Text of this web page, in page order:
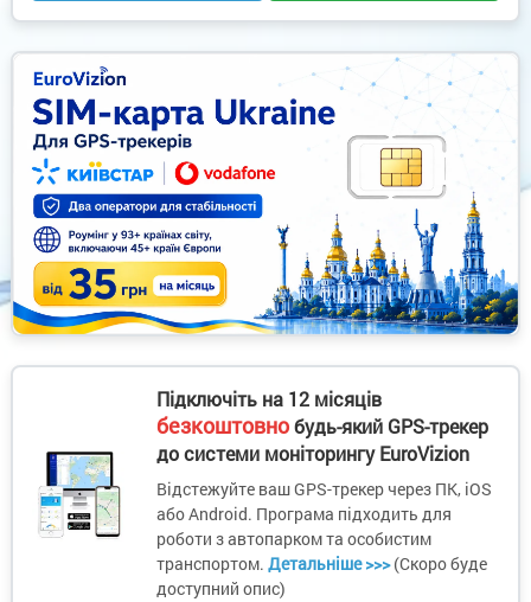
Підключіть на 12 місяців
безкоштовнобудь-який GPS-трекер
до системи моніторингу EuroVizion
Відстежуйте ваш GPS-трекер через ПК, iOS
або Android. Програма підходить для
роботи з автопарком та особистим
транспортом. Детальніше >>>(Скоро буде
доступний опис)